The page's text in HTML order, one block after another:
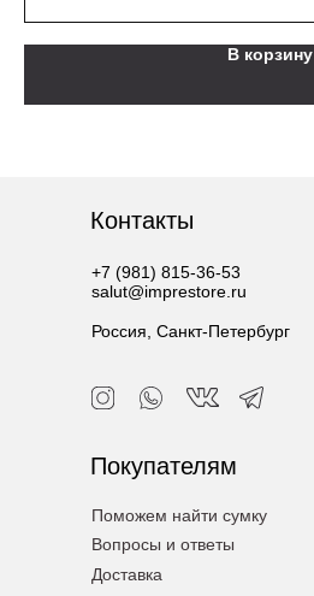
В корзину
+7 (981) 815-36-53
salut@imprestore.ru
Россия, Санкт-Петербург
Контакты
Покупателям
Вопросы и ответы
Поможем найти сумку
Доставка